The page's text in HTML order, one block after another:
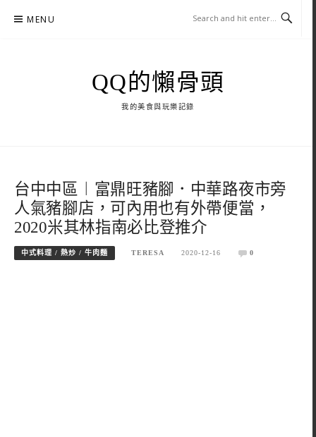
MENU
QQ的懶骨頭
我的美食與玩樂記錄
台中中區︱富鼎旺豬腳．中華路夜市旁
人氣豬腳店，可內用也有外帶便當，
2020米其林指南必比登推介
中式料理 / 熱炒 / 牛肉麵 TERESA 2020-12-16 0